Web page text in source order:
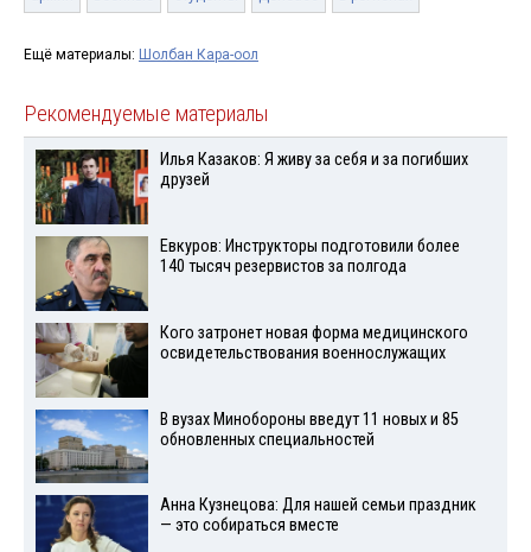
Ещё материалы: Шолбан Кара-оол
Рекомендуемые материалы
Илья Казаков: Я живу за себя и за погибших
друзей
Евкуров: Инструкторы подготовили более
140 тысяч резервистов за полгода
Кого затронет новая форма медицинского
освидетельствования военнослужащих
В вузах Минобороны введут 11 новых и 85
обновленных специальностей
Анна Кузнецова: Для нашей семьи праздник
— это собираться вместе